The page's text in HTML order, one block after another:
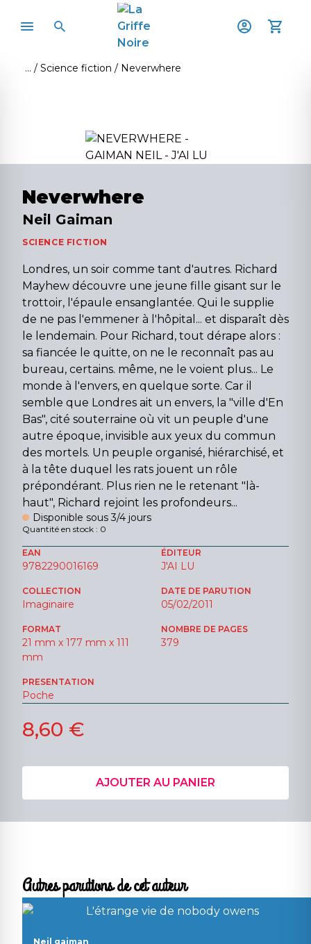
Science fiction Neverwhere
Neverwhere
Neil Gaiman
SCIENCE FICTION
Londres, un soir comme tant d'autres. Richard
Mayhew découvre une jeune fille gisant sur le
trottoir, l'épaule ensanglantée. Qui le supplie
de ne pas l'emmener à l'hôpital... et disparaît dès
le lendemain. Pour Richard, tout dérape alors :
sa fiancée le quitte, on ne le reconnaît pas au
bureau, certains. même, ne le voient plus... Le
monde à l'envers, en quelque sorte. Car il
semble que Londres ait un envers, la "ville d'En
Bas", cité souterraine où vit un peuple d'une
autre époque, invisible aux yeux du commun
des mortels. Un peuple organisé, hiérarchisé, et
à la tête duquel les rats jouent un rôle
prépondérant. Plus rien ne le retenant "là-
haut", Richard rejoint les profondeurs...
Disponible sous 3/4 jours
Quantité en stock : 0
EAN
9782290016169
ÉDITEUR
J'AI LU
COLLECTION
Imaginaire
DATE DE PARUTION
05/02/2011
FORMAT
21 mm x 177 mm x 111
mm
NOMBRE DE PAGES
379
PRESENTATION
Poche
8,60 €
AJOUTER AU PANIER
Autres parutions de cet auteur
Neil gaiman